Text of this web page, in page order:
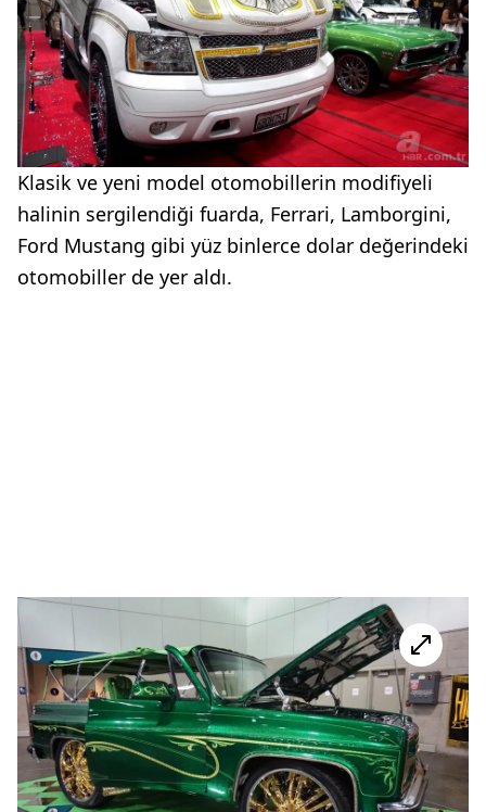
Klasik ve yeni model otomobillerin modifiyeli
halinin sergilendiği fuarda, Ferrari, Lamborgini,
Ford Mustang gibi yüz binlerce dolar değerindeki
otomobiller de yer aldı.